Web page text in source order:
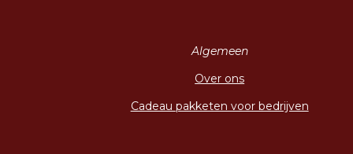
Algemeen
Over ons
Cadeau pakketen voor bedrijven